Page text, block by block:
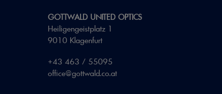
GOTTWALD UNITED OPTICS
Heiligengeistplatz 1
9010 Klagenfurt
+43 463 / 55095
office@gottwald.co.at